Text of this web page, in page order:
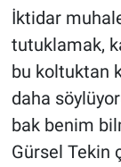
İktidar
tutuklamak,
bu koltuktan
daha
bak benim
Gürsel Tekin